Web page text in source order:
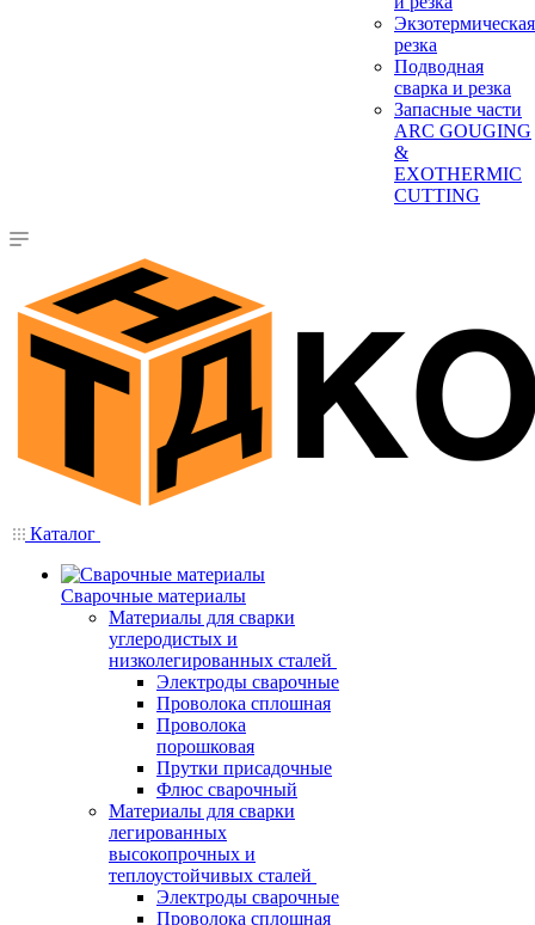
Экзотермическая
резка
Подводная
сварка и резка
Запасные части
ARC GOUGING
&
EXOTHERMIC
CUTTING
Каталог
Сварочные материалы
Материалы для сварки
углеродистых и
низколегированных сталей
Электроды сварочные
Проволока сплошная
Проволока
порошковая
Прутки присадочные
Флюс сварочный
Материалы для сварки
легированных
высокопрочных и
теплоустойчивых сталей
Электроды сварочные
Проволока сплошная